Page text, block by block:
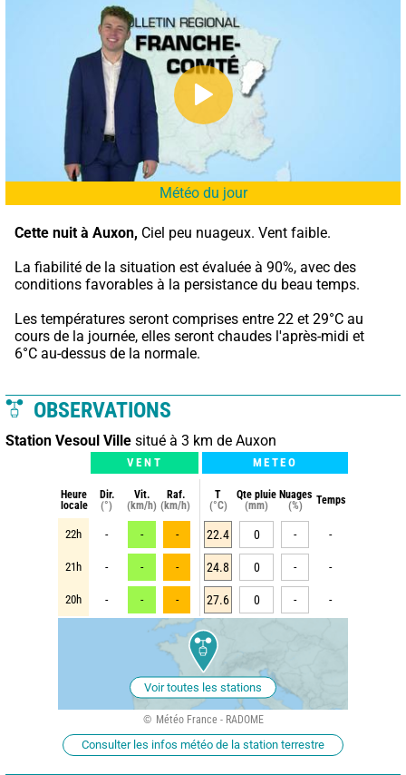
Météo du jour
Cette nuit à Auxon, Ciel peu nuageux. Vent faible.
La fiabilité de la situation est évaluée à 90%, avec des
conditions favorables à la persistance du beau temps.
Les températures seront comprises entre 22 et 29°C au
cours de la journée, elles seront chaudes l'après-midi et
6°C au-dessus de la normale.
OBSERVATIONS
Station Vesoul Ville situé à 3 km de Auxon
VENT METEO
Heure
locale
Dir.
(°)
Vit.
(km/h)
Raf.
(km/h)
T
(°C)
Qte pluie
(mm)
Nuages
(%)
Temps
22h - - - 22.4 0 - -
21h - - - 24.8 0 - -
20h - - - 27.6 0 - -
Voir toutes les stations
Météo France - RADOME
Consulter les infos météo de la station terrestre